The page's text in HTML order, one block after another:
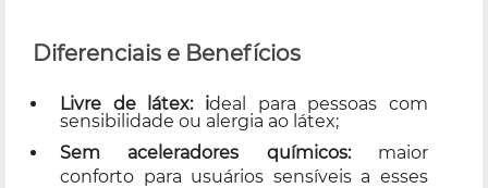
Diferenciais e Benefícios
Livre de látex: ideal para pessoas com
sensibilidade ou alergia ao látex;
Sem aceleradores químicos: maior
conforto para usuários sensíveis a esses